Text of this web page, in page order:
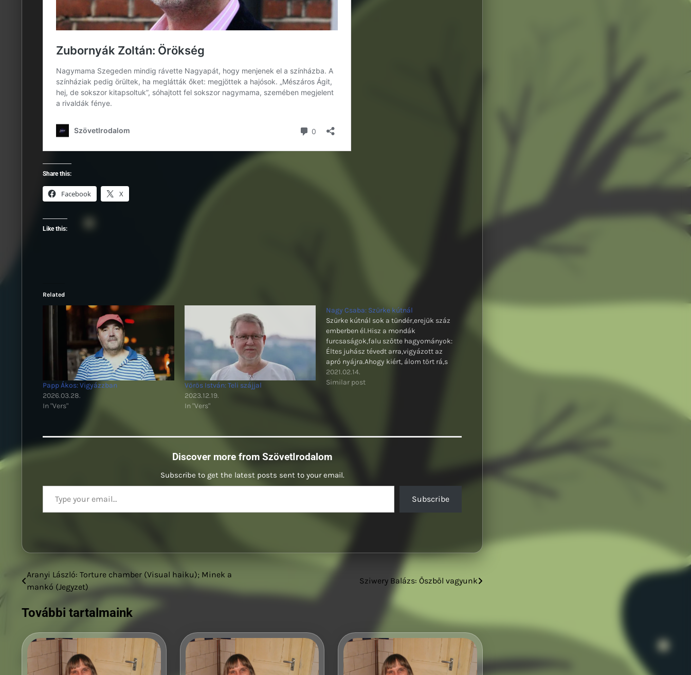
Share this:
Facebook X
Like this:
Related
Papp Ákos: Vigyázzban
2026.03.28.
In "Vers"
Vörös István: Teli szájjal
2023.12.19.
In "Vers"
Nagy Csaba: Szürke kútnál
Szürke kútnál sok a tündér,erejük száz
emberben él.Hisz a mondák
furcsaságok,falu szőtte hagyományok:
Éltes juhász tévedt arra,vigyázott az
apró nyájra.Ahogy kiért, álom tört rá,s
lett a való - vad álommá. Mikor szeme
nehézzé lett,a sok kis lény oda
2021.02.14.
Similar post
Discover more from SzövetIrodalom
Subscribe to get the latest posts sent to your email.
Type your email…
Subscribe
Bejegyzés
navigáció
Aranyi László: Torture chamber (Visual haiku); Minek a
mankó (Jegyzet)
Sziwery Balázs: Őszből vagyunk
További tartalmaink